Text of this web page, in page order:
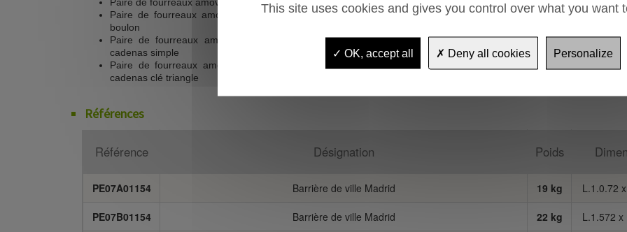
Paire de fourreaux amovibles : 1 Fourreau simple + 1 Fourreau ferm. par
boulon
Paire de fourreaux amovibles : 1 Fourreau simple + 1 Fourreau ferm. à
cadenas simple
Paire de fourreaux amovibles : 1 Fourreau simple + 1 Fourreau ferm. à
cadenas clé triangle
Références
Référence Désignation Poids
PE07A01154 Barrière de ville Madrid 19 kg L.1.0.72
PE07B01154 Barrière de ville Madrid 22 kg L.1.572 x
This site uses cookies and gives you control over what you want
OK, accept all Deny all cookies Personalize